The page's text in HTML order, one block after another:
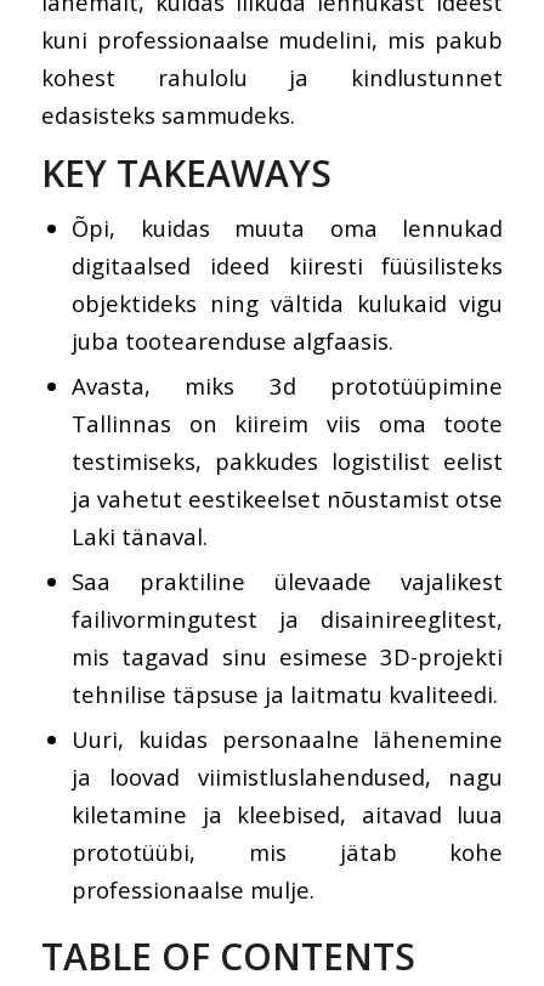
kuni professionaalse mudelini, mis pakub
kohest rahulolu ja kindlustunnet
edasisteks sammudeks.
KEY TAKEAWAYS
Õpi, kuidas muuta oma lennukad
digitaalsed ideed kiiresti füüsilisteks
objektideks ning vältida kulukaid vigu
juba tootearenduse algfaasis.
Avasta, miks 3d prototüüpimine
Tallinnas on kiireim viis oma toote
testimiseks, pakkudes logistilist eelist
ja vahetut eestikeelset nõustamist otse
Laki tänaval.
Saa praktiline ülevaade vajalikest
failivormingutest ja disainireeglitest,
mis tagavad sinu esimese 3D-projekti
tehnilise täpsuse ja laitmatu kvaliteedi.
Uuri, kuidas personaalne lähenemine
ja loovad viimistluslahendused, nagu
kiletamine ja kleebised, aitavad luua
prototüübi, mis jätab kohe
professionaalse mulje.
TABLE OF CONTENTS